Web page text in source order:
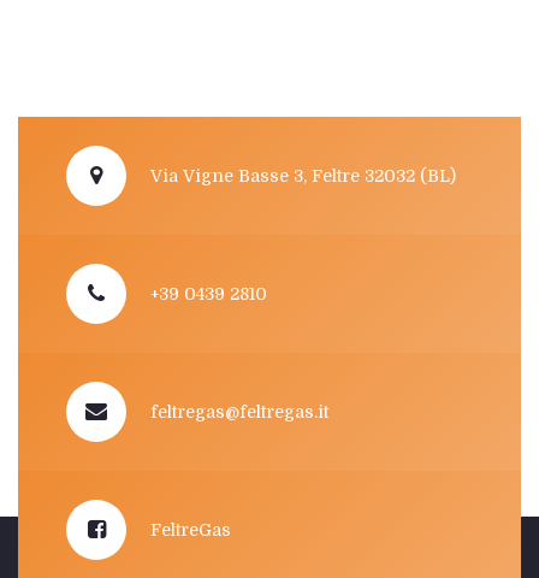
Via Vigne Basse 3, Feltre 32032 (BL)
+39 0439 2810
feltregas@feltregas.it
FeltreGas